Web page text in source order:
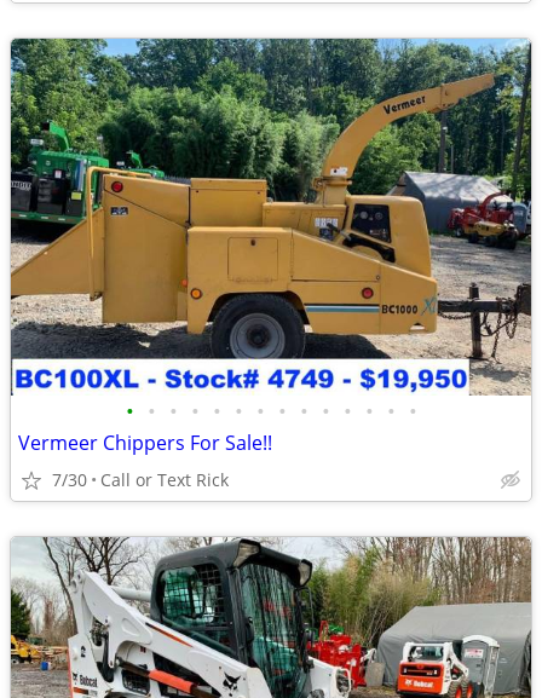
• • • • • • • • • • • • • •
Vermeer Chippers For Sale!!
7/30 Call or Text Rick